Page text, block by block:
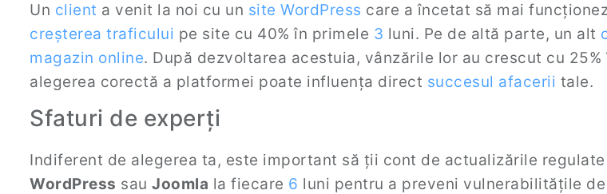
Un client a venit la noi cu un site WordPress care a încetat să mai
creșterea traficului pe site cu 40% în primele 3 luni. Pe de altă parte, un alt
magazin online. După dezvoltarea acestuia, vânzările lor au crescut cu
alegerea corectă a platformei poate influența direct succesul afacerii tale.
Sfaturi de experți
Indiferent de alegerea ta, este important să ții cont de actualizările regulate
WordPress sau Joomla la fiecare 6 luni pentru a preveni vulnerabilitățile de